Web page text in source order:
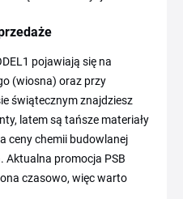
pojawiają się na
(wiosna) oraz przy
świątecznym znajdziesz
latem są tańsze materiały
ceny chemii budowlanej
Aktualna promocja PSB
czasowo, więc warto